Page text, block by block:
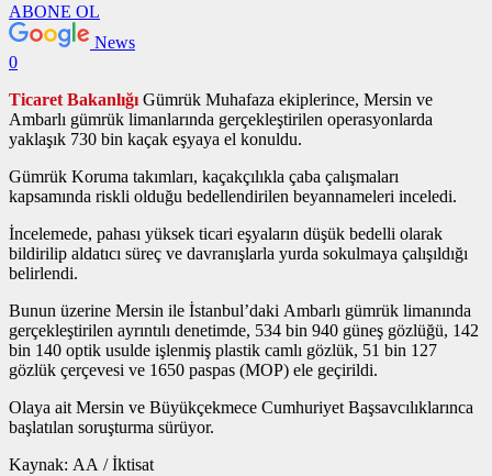
ABONE OL
News
0
Ticaret Bakanlığı Gümrük Muhafaza ekiplerince, Mersin ve
Ambarlı gümrük limanlarında gerçekleştirilen operasyonlarda
yaklaşık 730 bin kaçak eşyaya el konuldu.
Gümrük Koruma takımları, kaçakçılıkla çaba çalışmaları
kapsamında riskli olduğu bedellendirilen beyannameleri inceledi.
İncelemede, pahası yüksek ticari eşyaların düşük bedelli olarak
bildirilip aldatıcı süreç ve davranışlarla yurda sokulmaya çalışıldığı
belirlendi.
Bunun üzerine Mersin ile İstanbul’daki Ambarlı gümrük limanında
gerçekleştirilen ayrıntılı denetimde, 534 bin 940 güneş gözlüğü, 142
bin 140 optik usulde işlenmiş plastik camlı gözlük, 51 bin 127
gözlük çerçevesi ve 1650 paspas (MOP) ele geçirildi.
Olaya ait Mersin ve Büyükçekmece Cumhuriyet Başsavcılıklarınca
başlatılan soruşturma sürüyor.
Kaynak: AA / İktisat